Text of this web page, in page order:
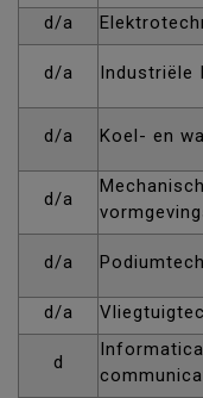
d/a
d/a Industriële
d/a Koel- en
d/a
d/a
d/a
d